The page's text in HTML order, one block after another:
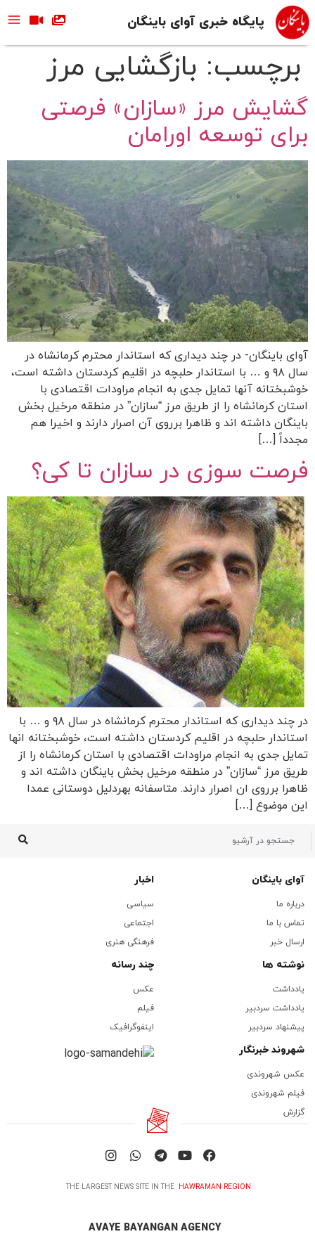
پایگاه خبری آوای باینگان
برچسب: بازگشایی مرز
گشایش مرز «سازان» فرصتی
برای توسعه اورامان
آوای باینگان- در چند دیداری که استاندار محترم کرمانشاه در
سال ۹۸ و … با استاندار حلبچه در اقلیم کردستان داشته است،
خوشبختانه آنها تمایل جدی به انجام مراودات اقتصادی با
استان کرمانشاه را از طریق مرز “سازان” در منطقه مرخیل بخش
باینگان داشته اند و ظاهرا برروی آن اصرار دارند و اخیرا هم
مجدداً […]
فرصت سوزی در سازان تا کی؟
در چند دیداری که استاندار محترم کرمانشاه در سال ۹۸ و … با
استاندار حلبچه در اقلیم کردستان داشته است، خوشبختانه انها
تمایل جدی به انجام مراودات اقتصادی با استان کرمانشاه را از
طریق مرز “سازان” در منطقه مرخیل بخش باینگان داشته اند و
ظاهرا برروی ان اصرار دارند. متاسفانه بهردلیل دوستانی عمدا
این موضوع […]
آوای باینگان
درباره ما
تماس با ما
ارسال خبر
اخبار
سیاسی
اجتماعی
فرهنگی هنری
نوشته ها
یادداشت
یادداشت سردبیر
پیشنهاد سردبیر
چند رسانه
عکس
فیلم
اینفوگرافیک
شهروند خبرنگار
عکس شهروندی
فیلم شهروندی
گزارش
THE LARGEST NEWS SITE IN THE HAWRAMAN REGION
AVAYE BAYANGAN AGENCY